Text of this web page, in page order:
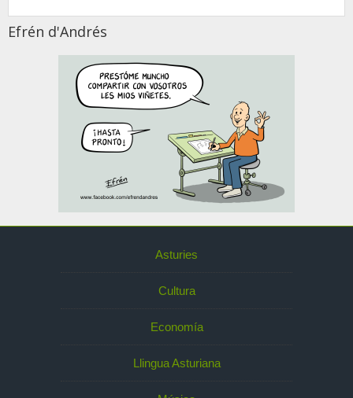
Efrén d'Andrés
Asturies
Cultura
Economía
Llingua Asturiana